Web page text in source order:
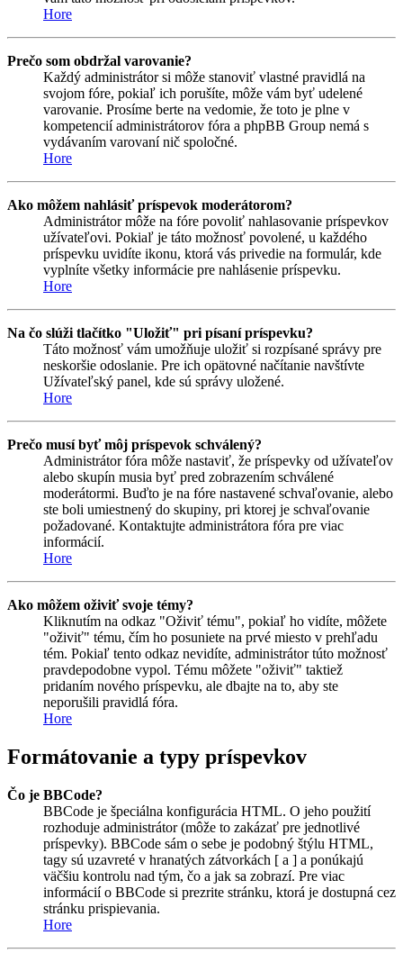
Hore
Prečo som obdržal varovanie?
Každý administrátor si môže stanoviť vlastné pravidlá na
svojom fóre, pokiaľ ich porušíte, môže vám byť udelené
varovanie. Prosíme berte na vedomie, že toto je plne v
kompetencií administrátorov fóra a phpBB Group nemá s
vydávaním varovaní nič spoločné.
Hore
Ako môžem nahlásiť príspevok moderátorom?
Administrátor môže na fóre povoliť nahlasovanie príspevkov
užívateľovi. Pokiaľ je táto možnosť povolené, u každého
príspevku uvidíte ikonu, ktorá vás privedie na formulár, kde
vyplníte všetky informácie pre nahlásenie príspevku.
Hore
Na čo slúži tlačítko "Uložiť" pri písaní príspevku?
Táto možnosť vám umožňuje uložiť si rozpísané správy pre
neskoršie odoslanie. Pre ich opätovné načítanie navštívte
Užívateľský panel, kde sú správy uložené.
Hore
Prečo musí byť môj príspevok schválený?
Administrátor fóra môže nastaviť, že príspevky od užívateľov
alebo skupín musia byť pred zobrazením schválené
moderátormi. Buďto je na fóre nastavené schvaľovanie, alebo
ste boli umiestnený do skupiny, pri ktorej je schvaľovanie
požadované. Kontaktujte administrátora fóra pre viac
informácií.
Hore
Ako môžem oživiť svoje témy?
Kliknutím na odkaz "Oživiť tému", pokiaľ ho vidíte, môžete
"oživiť" tému, čím ho posuniete na prvé miesto v prehľadu
tém. Pokiaľ tento odkaz nevidíte, administrátor túto možnosť
pravdepodobne vypol. Tému môžete "oživiť" taktiež
pridaním nového príspevku, ale dbajte na to, aby ste
neporušili pravidlá fóra.
Hore
Formátovanie a typy príspevkov
Čo je BBCode?
BBCode je špeciálna konfigurácia HTML. O jeho použití
rozhoduje administrátor (môže to zakázať pre jednotlivé
príspevky). BBCode sám o sebe je podobný štýlu HTML,
tagy sú uzavreté v hranatých zátvorkách [ a ] a ponúkajú
väčšiu kontrolu nad tým, čo a jak sa zobrazí. Pre viac
informácií o BBCode si prezrite stránku, ktorá je dostupná cez
stránku prispievania.
Hore